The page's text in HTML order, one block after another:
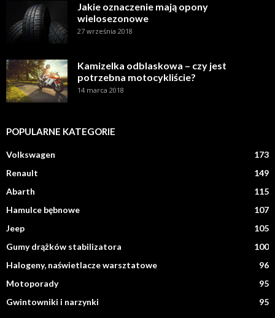
Jakie oznaczenie mają opony
wielosezonowe
27 września 2018
Kamizelka odblaskowa – czy jest
potrzebna motocykliście?
14 marca 2018
POPULARNE KATEGORIE
Volkswagen
173
Renault
149
Abarth
115
Hamulce bębnowe
107
Jeep
105
Gumy drążków stabilizatora
100
Halogeny, naświetlacze warsztatowe
96
Motoporady
95
Gwintowniki i narzynki
95